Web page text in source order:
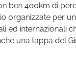
ben 400km di
per
ed internazionali
una tappa del